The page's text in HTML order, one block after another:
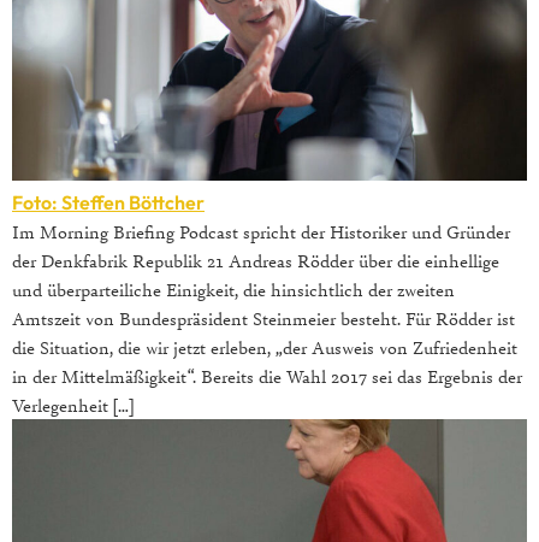
Foto: Steffen Böttcher
Im Morning Briefing Podcast spricht der Historiker und Gründer
der Denkfabrik Republik 21 Andreas Rödder über die einhellige
und überparteiliche Einigkeit, die hinsichtlich der zweiten
Amtszeit von Bundespräsident Steinmeier besteht. Für Rödder ist
die Situation, die wir jetzt erleben, „der Ausweis von Zufriedenheit
in der Mittelmäßigkeit“. Bereits die Wahl 2017 sei das Ergebnis der
Verlegenheit […]